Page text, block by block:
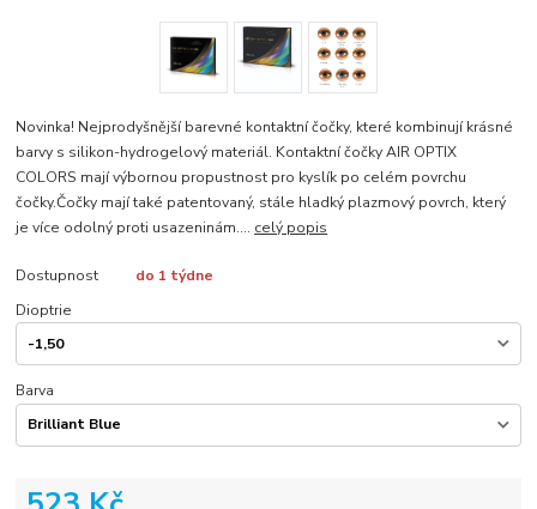
Novinka! Nejprodyšnější barevné kontaktní čočky, které kombinují krásné
barvy s silikon-hydrogelový materiál. Kontaktní čočky AIR OPTIX
COLORS mají výbornou propustnost pro kyslík po celém povrchu
čočky.Čočky mají také patentovaný, stále hladký plazmový povrch, který
je více odolný proti usazeninám.... celý popis
Dostupnost
do 1 týdne
Dioptrie
Barva